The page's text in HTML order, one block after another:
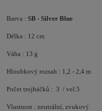
Barva :SB - Silver Blue
Délka : 12 cm
Váha : 13 g
Hloubkový rozsah : 1,2 - 2,4 m
Počet trojháčků : 3 / vel.5
Vlastnost : neutrální, zvukový